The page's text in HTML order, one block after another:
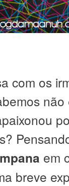
com os
em
breve